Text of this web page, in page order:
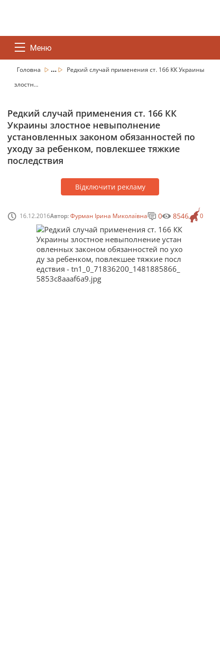
Меню
Головна ...
Редкий случай применения ст. 166 КК Украины
злостн...
Редкий случай применения ст. 166 КК
Украины злостное невыполнение
установленных законом обязанностей по
уходу за ребенком, повлекшее тяжкие
последствия
Відключити рекламу
16.12.2016Автор:Фурман Ірина Миколаївна 0
0 8546